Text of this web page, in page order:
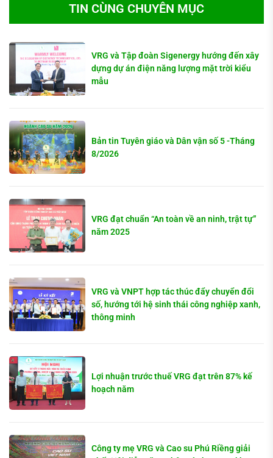
TIN CÙNG CHUYÊN MỤC
VRG và Tập đoàn Sigenergy hướng đến xây
dựng dự án điện năng lượng mặt trời kiểu
mẫu
Bản tin Tuyên giáo và Dân vận số 5 -Tháng
8/2026
VRG đạt chuẩn “An toàn về an ninh, trật tự”
năm 2025
VRG và VNPT hợp tác thúc đẩy chuyển đổi
số, hướng tới hệ sinh thái công nghiệp xanh,
thông minh
Lợi nhuận trước thuế VRG đạt trên 87% kế
hoạch năm
Công ty mẹ VRG và Cao su Phú Riềng giải